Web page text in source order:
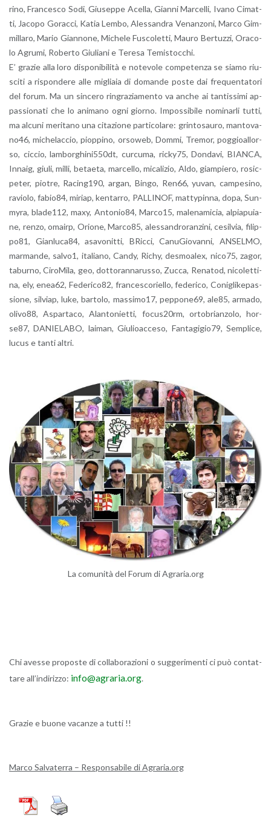
ri­no, Fran­ce­sco Sodi, Giu­sep­pe Acel­la, Gian­ni Mar­cel­li, Ivano Ci­mat­
ti, Ja­co­po Go­rac­ci, Katia Lembo, Ales­san­dra Ve­nan­zo­ni, Marco Gim­
mil­la­ro, Mario Gian­no­ne, Mi­che­le Fu­sco­let­ti, Mauro Ber­tuz­zi, Ora­co­
lo Agru­mi, Ro­ber­to Giu­lia­ni e Te­re­sa Te­mi­stoc­chi.
E’ gra­zie alla loro di­spo­ni­bi­li­tà e no­te­vo­le com­pe­ten­za se siamo riu­
sci­ti a ri­spon­de­re alle mi­glia­ia di do­man­de poste dai fre­quen­ta­to­ri
del forum. Ma un sin­ce­ro rin­gra­zia­men­to va anche ai tan­tis­si­mi ap­
pas­sio­na­ti che lo ani­ma­no ogni gior­no. Im­pos­si­bi­le no­mi­nar­li tutti,
ma al­cu­ni me­ri­ta­no una ci­ta­zio­ne par­ti­co­la­re: grin­to­sau­ro, man­to­va­
no46, mi­che­lac­cio, piop­pi­no, or­so­web, Dommi, Tre­mor, pog­gioal­lor­
so, cic­cio, lam­bor­ghi­ni550dt, cur­cu­ma, ric­ky75, Don­da­vi, BIAN­CA,
In­naig, giuli, milli, be­tae­ta, mar­cel­lo, mi­ca­li­zio, Aldo, giam­pie­ro, ro­si­c­
pe­ter, pio­tre, Ra­cin­g190, argan, Bingo, Ren66, yuvan, cam­pe­si­no,
ra­vio­lo, fa­bio84, mi­riap, ken­tar­ro, PAL­LI­NOF, mat­ty­pin­na, dopa, Sun­
my­ra, bla­de112, maxy, An­to­nio84, Mar­co15, ma­le­na­mi­cia, al­pia­puia­
ne, renzo, omairp, Orio­ne, Mar­co85, ales­san­dro­ran­zi­ni, ce­sil­via, fi­lip­
po81, Gian­lu­ca84, asa­vo­nit­ti, BRic­ci, Ca­nu­Gio­van­ni, AN­SEL­MO,
mar­man­de, sal­vo1, ita­lia­no, Candy, Richy, de­smoa­lex, ni­co75, zagor,
ta­bur­no, Ci­ro­Mi­la, geo, dot­to­ran­na­rus­so, Zucca, Re­na­tod, ni­co­let­ti­
na, ely, enea62, Fe­de­ri­co82, fran­ce­sco­riel­lo, fe­de­ri­co, Co­ni­gli­ke­pas­
sio­ne, sil­viap, luke, bar­to­lo, mas­si­mo17, pep­po­ne69, ale85, ar­ma­do,
oli­vo88, Aspar­ta­co, Alan­to­niet­ti, fo­cu­s20rm, or­to­brian­zo­lo, hor­
se87, DA­NIE­LA­BO, lai­man, Giu­lioac­ce­so, Fan­ta­gi­gio79, Sem­pli­ce,
lucus e tanti altri.
La co­mu­ni­tà del Forum di Agra­ria.org
Chi aves­se pro­po­ste di col­la­bo­ra­zio­ni o sug­ge­ri­men­ti ci può con­tat­
ta­re al­l’in­di­riz­zo: info@​agraria.​org.
Gra­zie e buone va­can­ze a tutti !!
Marco Sal­va­ter­ra – Re­spon­sa­bi­le di Agra­ria.org